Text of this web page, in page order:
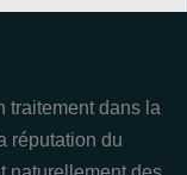
traitement dans la
réputation du